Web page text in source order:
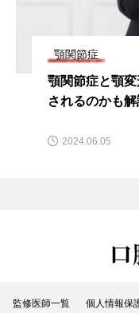
顎関
せて解
監修医師一覧 個人情報保